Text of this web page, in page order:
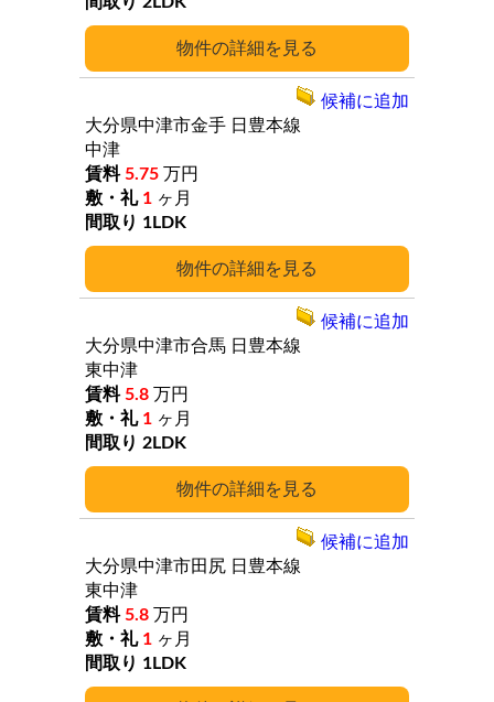
詳細
詳細
大分県中津市金手 日豊本線
中津
5.75 万円
1 ヶ月
1LDK
候補に追加
詳細
大分県中津市合馬 日豊本線
東中津
5.8 万円
1 ヶ月
2LDK
候補に追加
大分県中津市田尻 日豊本線
東中津
5.8 万円
1 ヶ月
1LDK
候補に追加